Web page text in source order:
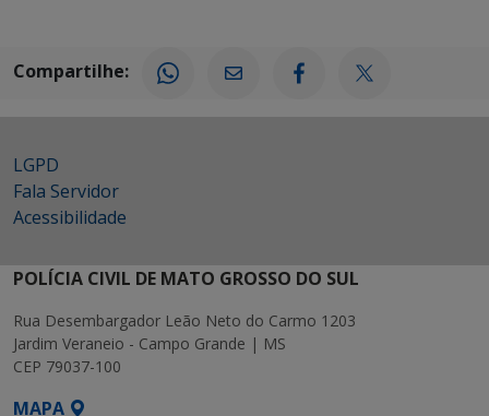
Compartilhe:
LGPD
Fala Servidor
Acessibilidade
POLÍCIA CIVIL DE MATO GROSSO DO SUL
Rua Desembargador Leão Neto do Carmo 1203
Jardim Veraneio - Campo Grande | MS
CEP 79037-100
MAPA